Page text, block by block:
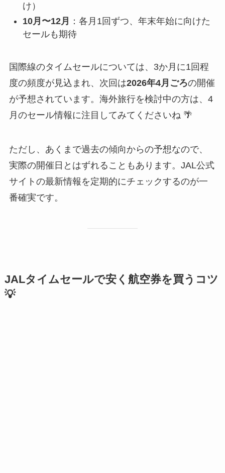
け）
10月〜12月
：各月1回ずつ、年末年始に向けた
セールも期待
国際線のタイムセールについては、3か月に1回程
度の頻度が見込まれ、次回は2026年4月ごろの開催
が予想されています。海外旅行を検討中の方は、4
月のセール情報に注目してみてくださいね 🌴
ただし、あくまで過去の傾向からの予想なので、
実際の開催日とはずれることもあります。JAL公式
サイトの最新情報を定期的にチェックするのが一
番確実です。
JALタイムセールで安く航空券を買うコツ
💡